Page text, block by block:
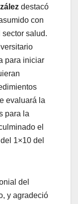
destacó
con
salud.
para iniciar
evaluará la
para la
el
1×10 del
del
y agradeció